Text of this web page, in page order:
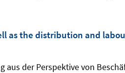
as the distribution and
aus der Perspektive von